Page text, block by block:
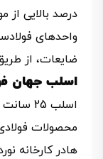
درصد بالایی از
واحدهای
ضایعات، از
اسلب جهان
اسلب
محصولات
هادر کارخانه